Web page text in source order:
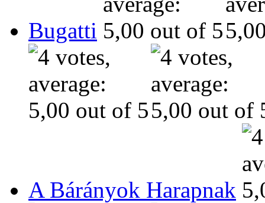
Bugatti
A Bárányok Harapnak